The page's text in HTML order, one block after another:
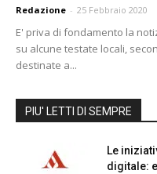
Redazione - 25 Febbraio 2020
E' priva di fondamento la
su alcune testate locali,
destinate a...
PIU' LETTI DI SEMPRE
Le
digitale: